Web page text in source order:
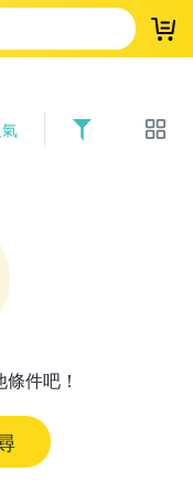
登
件吧！